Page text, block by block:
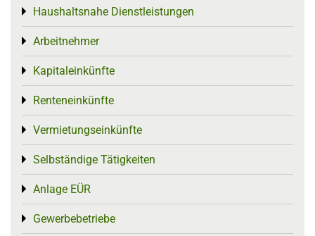
Haushaltsnahe Dienstleistungen
Toggle menu
Arbeitnehmer
Toggle menu
Kapitaleinkünfte
Toggle menu
Renteneinkünfte
Toggle menu
Vermietungseinkünfte
Toggle menu
Selbständige Tätigkeiten
Toggle menu
Anlage EÜR
Toggle menu
Gewerbebetriebe
Toggle menu